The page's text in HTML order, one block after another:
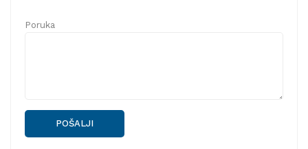
Poruka
POŠALJI